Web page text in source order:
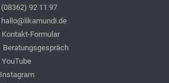
(08362) 92 11 97
hallo@likamundi.de
Kontakt-Formular
Beratungsgespräch
YouTube
Instagram